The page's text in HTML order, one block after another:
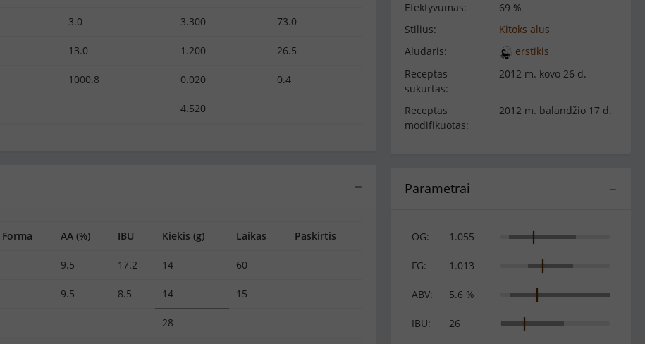
Efektyvumas:
69 %
Stilius:
Kitoks alus
Aludaris:
erstikis
Receptas
sukurtas:
2012 m. kovo 26 d.
Receptas
modifikuotas:
2012 m. balandžio 17 d.
−
Parametrai
OG: 1.055
FG: 1.013
ABV: 5.6 %
IBU: 26
3.0 3.300 73.0
13.0 1.200 26.5
1000.8 0.020 0.4
4.520
−
Forma AA (%) IBU Kiekis (g) Laikas Paskirtis
- 9.5 17.2 14 60 -
- 9.5 8.5 14 15 -
28